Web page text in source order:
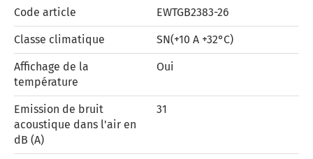
Code article EWTGB2383-26
Classe climatique SN(+10 A +32°C)
Affichage de la
température
Oui
Emission de bruit
acoustique dans l'air en
dB (A)
31